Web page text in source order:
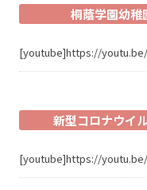
桐蔭学園幼稚
[youtube]https://
新型コロナウイ
[youtube]https://youtu.be/